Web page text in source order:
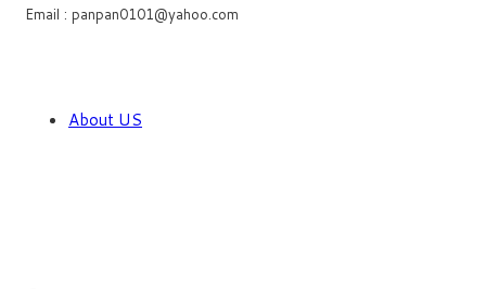
Email : panpan0101@yahoo.com
About US